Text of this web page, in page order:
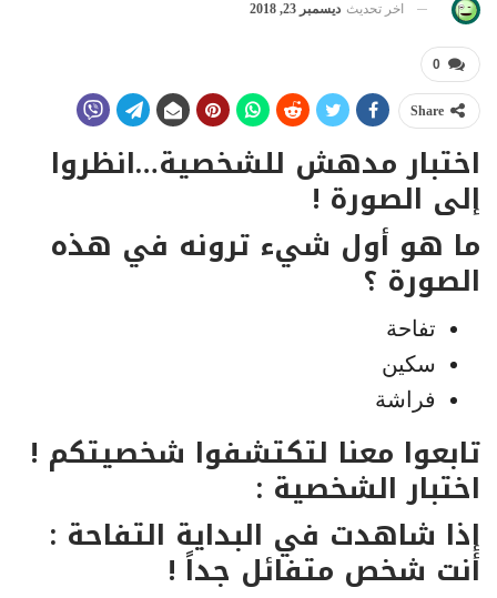
اخر تحديث ديسمبر 23, 2018
0
Share
اختبار مدهش للشخصية…انظروا
إلى الصورة !
ما هو أول شيء ترونه في هذه
الصورة ؟
تفاحة
سكين
فراشة
تابعوا معنا لتكتشفوا شخصيتكم !
اختبار الشخصية :
إذا شاهدت في البداية التفاحة :
أنت شخص متفائل جداً !